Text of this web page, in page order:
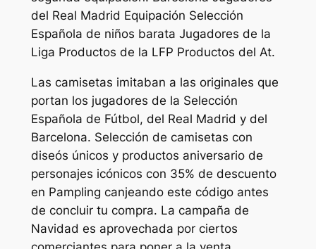
del Real Madrid Equipación Selección
Española de niños barata Jugadores de la
Liga Productos de la LFP Productos del At.
Las camisetas imitaban a las originales que
portan los jugadores de la Selección
Española de Fútbol, del Real Madrid y del
Barcelona. Selección de camisetas con
diseós únicos y productos aniversario de
personajes icónicos con 35% de descuento
en Pampling canjeando este código antes
de concluir tu compra. La campaña de
Navidad es aprovechada por ciertos